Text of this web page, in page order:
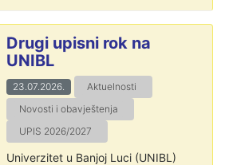
Drugi upisni rok na
UNIBL
23.07.2026.
Aktuelnosti
Novosti i obavještenja
UPIS 2026/2027
Univerzitet u Banjoj Luci (UNIBL)